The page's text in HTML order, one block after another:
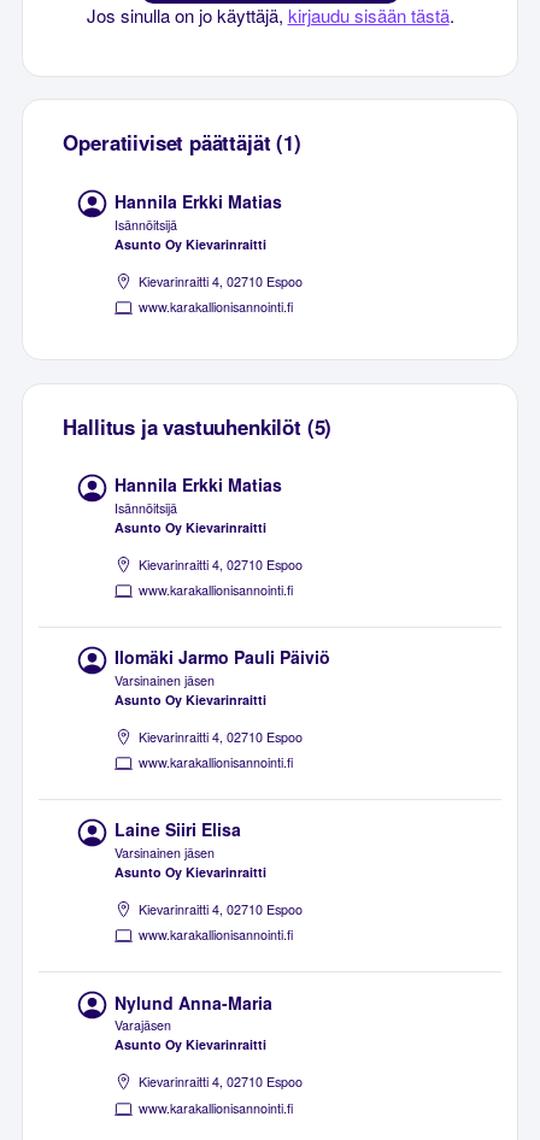
Jos sinulla on jo käyttäjä, kirjaudu sisään tästä.
Operatiiviset päättäjät (1)
Hannila Erkki Matias
Isännöitsijä
Asunto Oy Kievarinraitti
Kievarinraitti 4, 02710 Espoo
www.karakallionisannointi.fi
Hallitus ja vastuuhenkilöt (5)
Hannila Erkki Matias
Isännöitsijä
Asunto Oy Kievarinraitti
Kievarinraitti 4, 02710 Espoo
www.karakallionisannointi.fi
Ilomäki Jarmo Pauli Päiviö
Varsinainen jäsen
Asunto Oy Kievarinraitti
Kievarinraitti 4, 02710 Espoo
www.karakallionisannointi.fi
Laine Siiri Elisa
Varsinainen jäsen
Asunto Oy Kievarinraitti
Kievarinraitti 4, 02710 Espoo
www.karakallionisannointi.fi
Nylund Anna-Maria
Varajäsen
Asunto Oy Kievarinraitti
Kievarinraitti 4, 02710 Espoo
www.karakallionisannointi.fi